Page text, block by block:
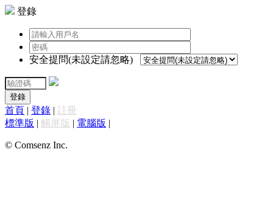
登錄
安全提問(未設定請忽略)
登錄
首頁 | 登錄 | 註冊
標準版 | 觸屏版 | 電腦版 |
© Comsenz Inc.